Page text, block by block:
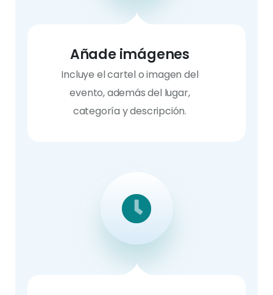
Añade imágenes
Incluye el cartel o imagen del
evento, además del lugar,
categoría y descripción.